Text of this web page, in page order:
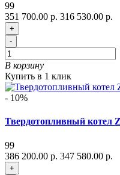
99
351 700.00 р. 316 530.00 р.
+
-
В корзину
Купить в 1 клик
- 10%
Твердотопливный котел
99
386 200.00 р. 347 580.00 р.
+